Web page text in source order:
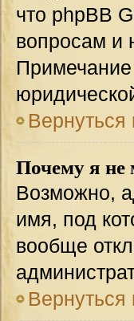
что phpBB
вопросам и
Вернуться
Почему я не
Возможно,
имя, под
вообще
Вернуться